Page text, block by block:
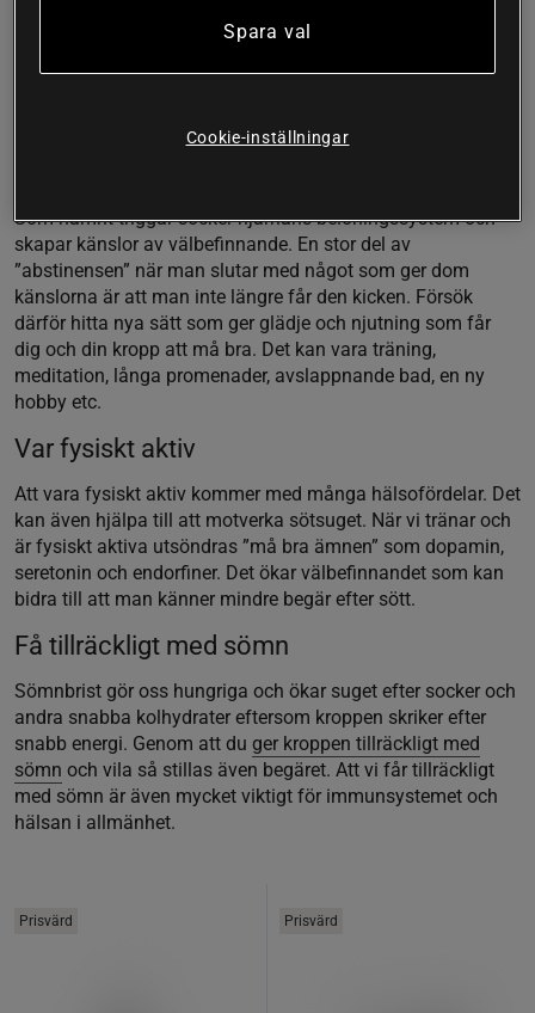
blodsockernivåer. Brist på krom kan därför leda till
blodsockersvängningar, vilket kan bidra till trötthet, ökat
sötsug och omotiverad hunger. Krom finns bland annat i
sig av ett kosttillskott med krom vid behov.
Som nämnt triggar socker hjärnans belöningssystem och
skapar känslor av välbefinnande. En stor del av
”abstinensen” när man slutar med något som ger dom
känslorna är att man inte längre får den kicken. Försök
därför hitta nya sätt som ger glädje och njutning som får
dig och din kropp att må bra. Det kan vara träning,
meditation, långa promenader, avslappnande bad, en ny
hobby etc.
Var fysiskt aktiv
Att vara fysiskt aktiv kommer med många hälsofördelar. Det
kan även hjälpa till att motverka sötsuget. När vi tränar och
är fysiskt aktiva utsöndras ”må bra ämnen” som dopamin,
seretonin och endorfiner. Det ökar välbefinnandet som kan
bidra till att man känner mindre begär efter sött.
Få tillräckligt med sömn
Sömnbrist gör oss hungriga och ökar suget efter socker och
andra snabba kolhydrater eftersom kroppen skriker efter
snabb energi. Genom att du ger kroppen tillräckligt med
sömn och vila så stillas även begäret. Att vi får tillräckligt
med sömn är även mycket viktigt för immunsystemet och
hälsan i allmänhet.
Prisvärd Prisvärd
Spara val
Cookie-inställningar